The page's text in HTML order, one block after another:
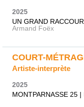
2025
UN GRAND
Armand Foëx
COURT-
Artiste-interprète
2025
MONTPARNASSE 25 |